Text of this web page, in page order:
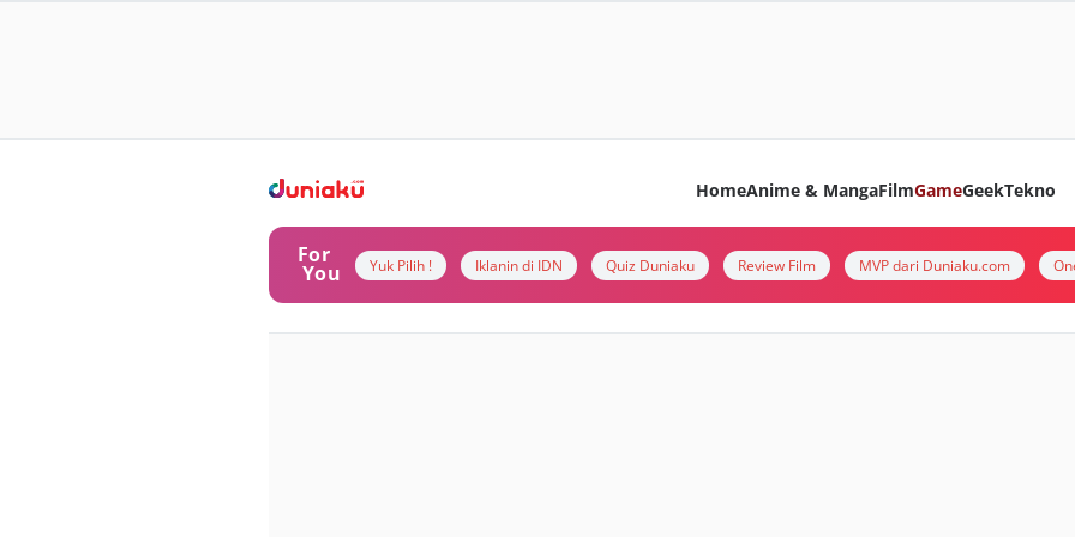
HomeAnime & MangaFilmGameGeekTekno
For
You Yuk Pilih ! Iklanin di IDN Quiz Duniaku Review Film MVP dari Duniaku.com